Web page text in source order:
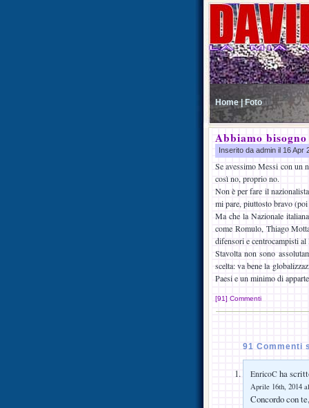
Home | Foto
Abbiamo
Inserito da admin il 16
Se avessimo Messi con un
così no, proprio no.
Non è per fare il
mi pare, piuttosto bravo
Ma che la Nazionale
come Romulo, Thiago
difensori e centrocampisti
Stavolta non sono
scelta: va bene la
Paesi e un minimo di
[91] Commenti
91 Commenti
EnricoC ha
Aprile 16th, 2014
Concordo con